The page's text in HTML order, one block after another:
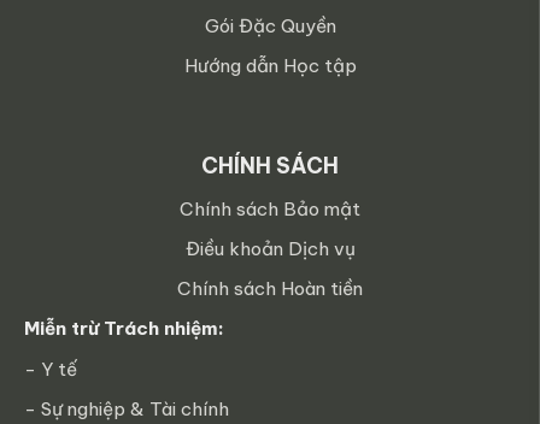
Gói Đặc Quyền
Hướng dẫn Học tập
CHÍNH SÁCH
Chính sách Bảo mật
Điều khoản Dịch vụ
Chính sách Hoàn tiền
Miễn trừ Trách nhiệm:
- Y tế
- Sự nghiệp & Tài chính